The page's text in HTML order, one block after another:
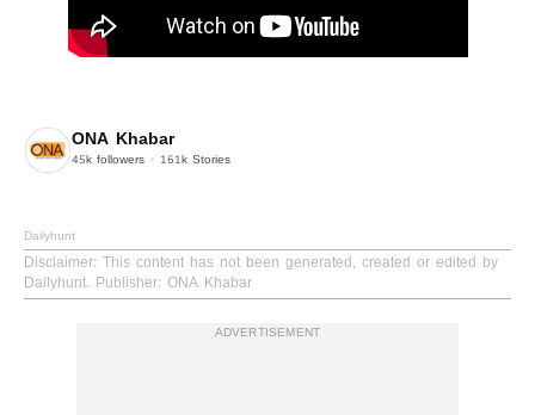
ONA Khabar
45k followers 161k Stories
Dailyhunt
Disclaimer: This content has not been generated, created or edited by
Dailyhunt. Publisher: ONA Khabar
ADVERTISEMENT